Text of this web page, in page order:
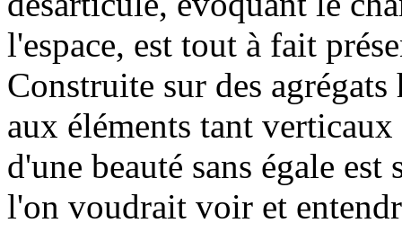
l'espace, est tout à fait
Construite sur des
aux éléments tant
d'une beauté sans égale
l'on voudrait voir et